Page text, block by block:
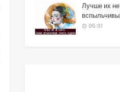
Лучше их
05:01